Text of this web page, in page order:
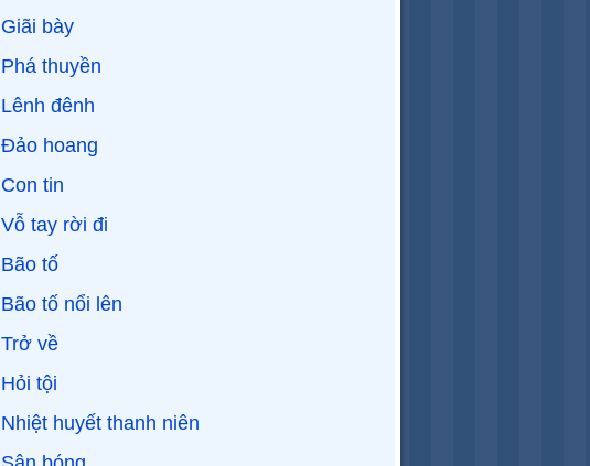
Giãi bày
Phá thuyền
Lênh đênh
Đảo hoang
Con tin
Vỗ tay rời đi
Bão tố
Bão tố nổi lên
Trở về
Hỏi tội
Nhiệt huyết thanh niên